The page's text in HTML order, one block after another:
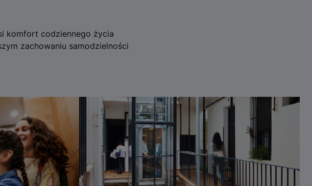
komfort codziennego życia
zachowaniu samodzielności